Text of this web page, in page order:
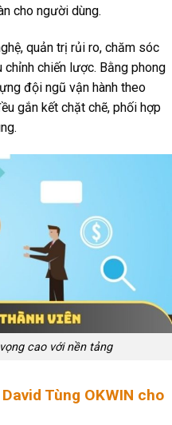
cho người dùng.
quản trị rủi ro, chăm sóc
chiến lược. Bằng phong
đội ngũ vận hành theo
gắn kết chặt chẽ, phối hợp
cao với nền tảng
Tùng OKWIN cho